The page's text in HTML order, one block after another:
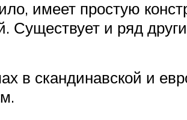
имеет простую
Существует и ряд
в скандинавской и